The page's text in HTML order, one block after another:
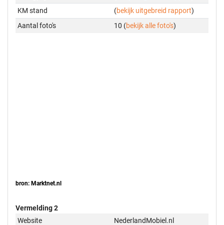
KM stand
(bekijk uitgebreid rapport)
Aantal foto's
10 (bekijk alle foto's)
bron: Marktnet.nl
Vermelding 2
Website
NederlandMobiel.nl